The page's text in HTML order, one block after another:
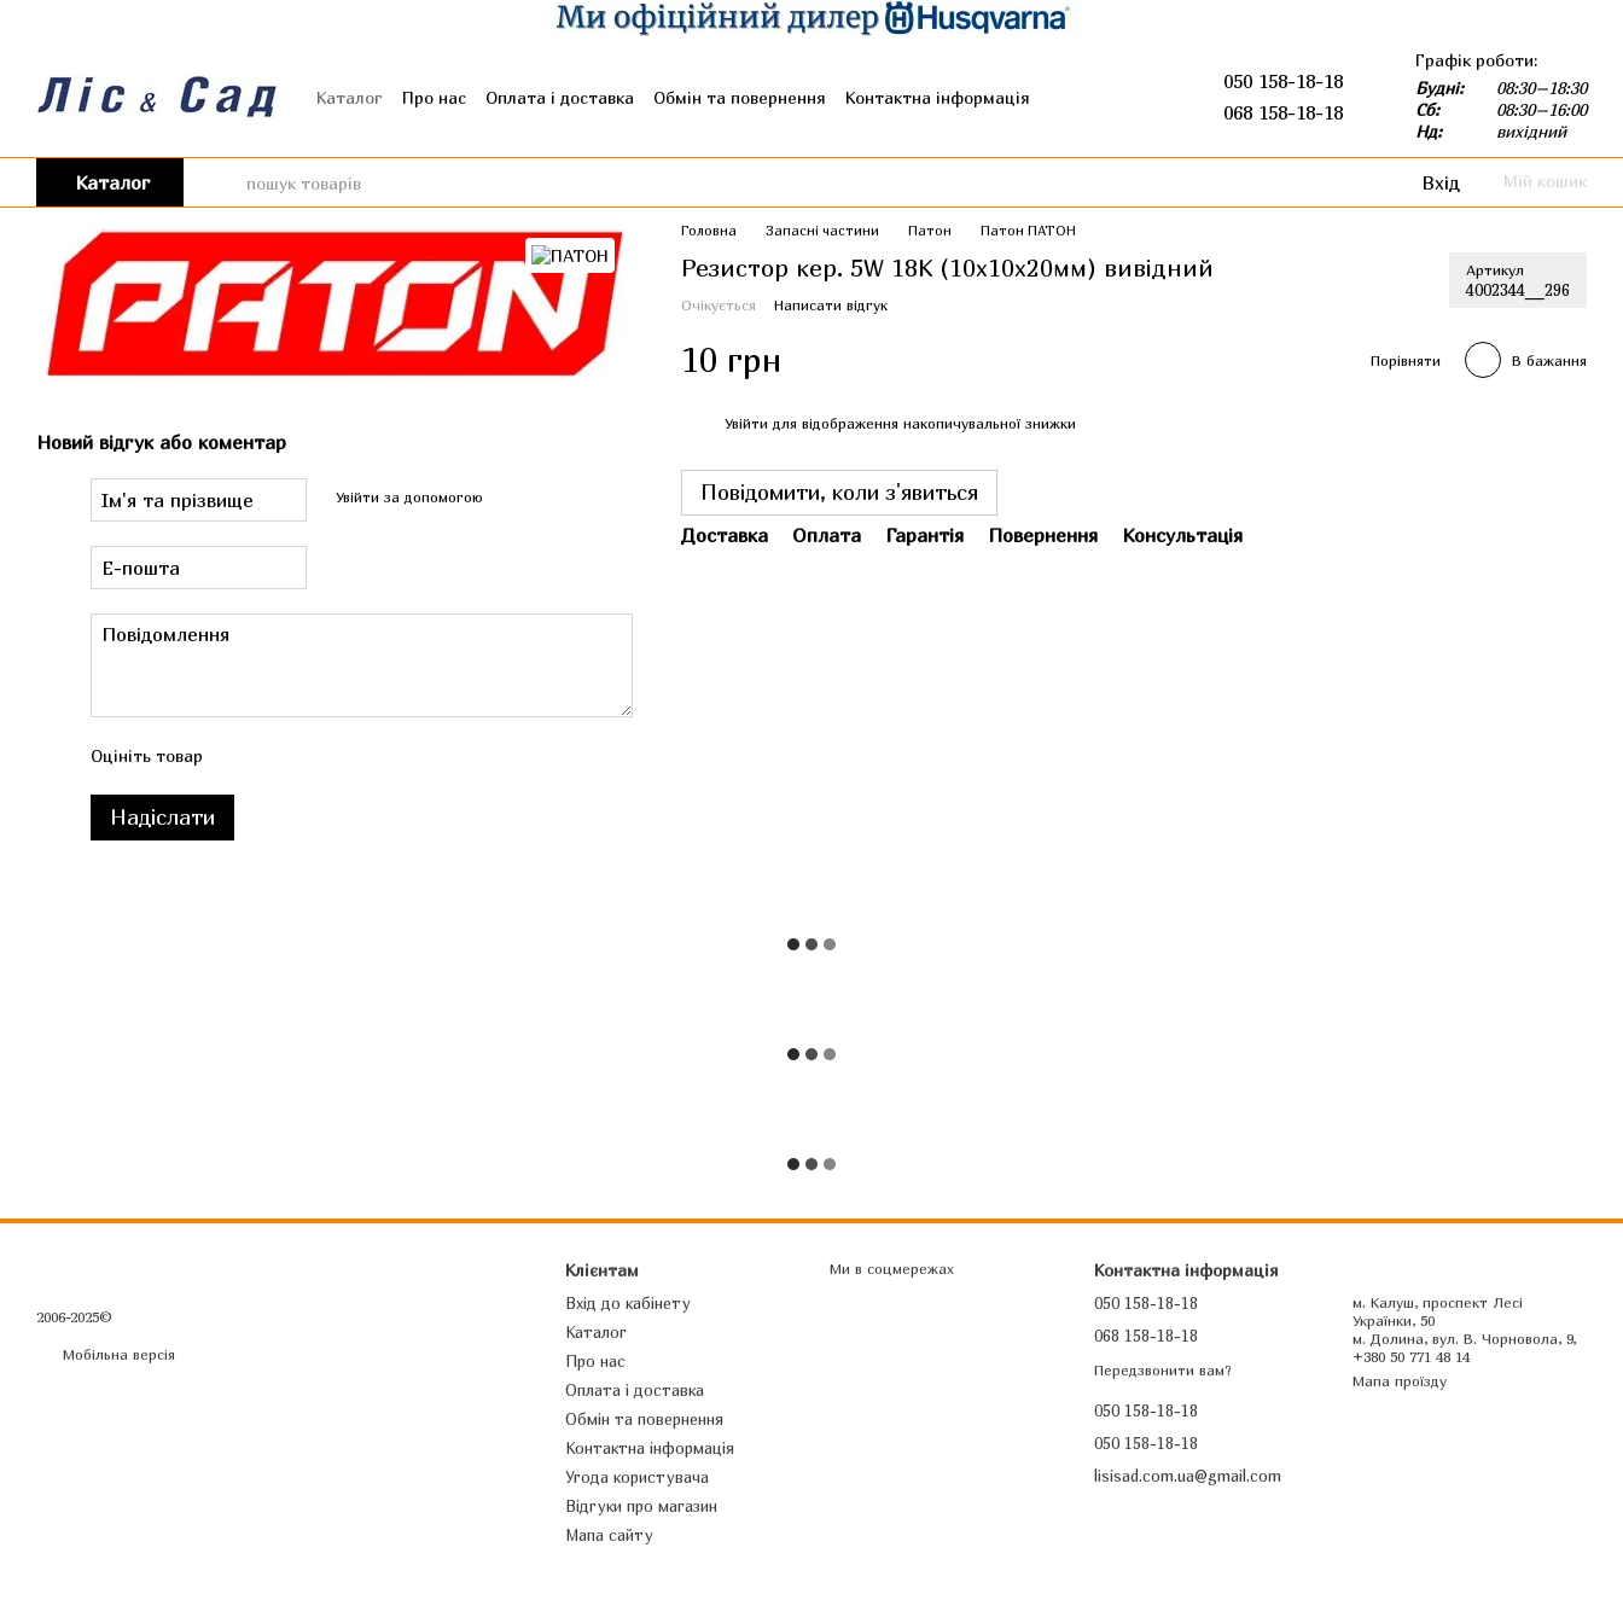
Каталог Про нас Оплата і доставка Обмін та повернення
Контактна інформація
050 158-18-18
068 158-18-18
Графік роботи:
Будні:
08:30–18:30
Сб:
08:30–16:00
Нд:
вихідний
Каталог Вхід Мій кошик
Новий відгук або коментар
Увійти за допомогою
Оцініть товар
Надіслати
Головна Запасні частини Патон Патон ПАТОН
Резистор кер. 5W 18K (10x10x20мм) вивідний Артикул
4002344__296
Очікується Написати відгук
10 грн Порівняти В бажання
Увійти для відображення накопичувальної знижки
Повідомити, коли з'явиться
Доставка Оплата Гарантія Повернення Консультація
2006-2025©
Мобільна версія
Клієнтам
Вхід до кабінету
Каталог
Про нас
Оплата і доставка
Обмін та повернення
Контактна інформація
Угода користувача
Відгуки про магазин
Мапа сайту
Ми в соцмережах Контактна інформація
050 158-18-18
068 158-18-18
Передзвонити вам?
050 158-18-18
050 158-18-18
lisisad.com.ua@gmail.com
м. Калуш, проспект Лесі
Українки, 50
м. Долина, вул. В. Чорновола, 9,
+380 50 771 48 14
Мапа проїзду